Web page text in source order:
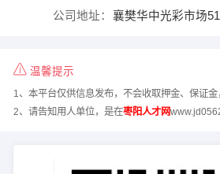
公司地址： 襄樊华中光彩市场
温馨提示
1、本平台仅供信息发布，不会收取押金、保证金
2、请告知用人单位，是在枣阳人才网